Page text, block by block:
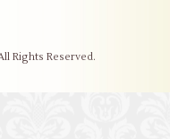
Rights Reserved.